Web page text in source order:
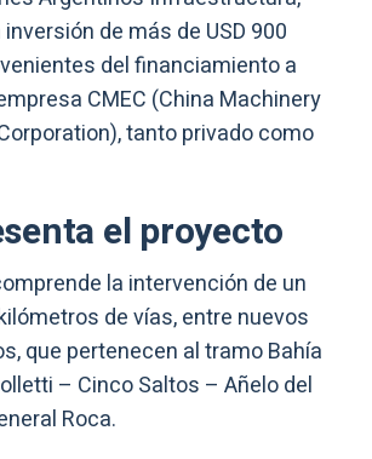
de más de USD 900
del financiamiento a
CMEC (China Machinery
tanto privado como
el proyecto
la intervención de un
de vías, entre nuevos
que pertenecen al tramo Bahía
– Cinco Saltos – Añelo del
Roca.